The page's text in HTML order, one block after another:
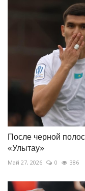
После черной
«Улытау»
Май 27, 2026 0 386